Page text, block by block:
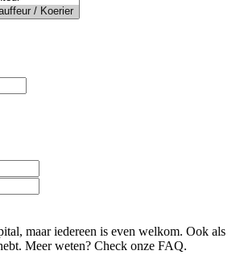
maar iedereen is even welkom. Ook als
Meer weten? Check onze FAQ.